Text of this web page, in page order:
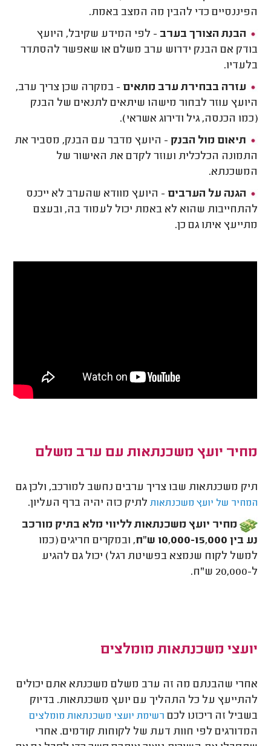
הפיננסיים כדי להבין מה המצב באמת.
הבנת הצורך בערב - לפי המידע שקיבל, היועץ
בודק אם הבנק ידרוש ערב משלם או שאפשר להסתדר
בלעדיו.
עזרה בבחירת ערב מתאים - במקרה שכן צריך ערב,
היועץ עוזר לבחור מישהו שיתאים לתנאים של הבנק
(כמו הכנסה, גיל ודירוג אשראי).
תיאום מול הבנק - היועץ מדבר עם הבנק, מסביר את
התמונה הכלכלית ועוזר לקדם את האישור של
המשכנתא.
הגנה על הערבים - היועץ מוודא שהערב לא ייכנס
להתחייבות שהוא לא באמת יכול לעמוד בה, ובעצם
מתייעץ איתו גם כן.
מחיר יועץ משכנתאות עם ערב משלם
תיק משכנתאות שבו צריך ערבים נחשב למורכב, ולכן גם
המחיר של יועץ משכנתאות לתיק כזה יהיה ברף העליון.
מחיר יועץ משכנתאות לליווי מלא בתיק מורכב
נע בין 10,000-15,000 ש"ח
, ובמקרים חריגים (כמו
למשל לקוח שנמצא בפשיטת רגל) יכול גם להגיע
ל-20,000 ש"ח.
יועצי משכנתאות מומלצים
אחרי שהבנתם מה זה ערב משלם משכנתא אתם יכולים
להתייעץ על כל התהליך עם יועץ משכנתאות. בדיוק
בשביל זה ריכזנו לכם רשימת יועצי משכנתאות מומלצים
המדורגים לפי חוות דעת של לקוחות קודמים. אחרי